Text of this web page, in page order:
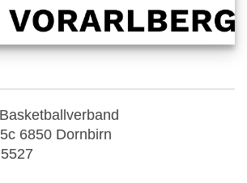
6850 Dornbirn